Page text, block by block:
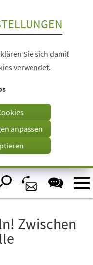
Sie sich damit
verwendet.
anpassen
Zwischen